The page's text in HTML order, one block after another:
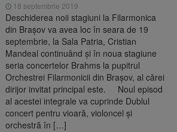
18 septembrie 2019
Deschiderea noii stagiuni la Filarmonica
din Braşov va avea loc în seara de 19
septembrie, la Sala Patria, Cristian
Mandeal continuând şi în noua stagiune
seria concertelor Brahms la pupitrul
Orchestrei Filarmonicii din Brașov, al cărei
dirijor invitat principal este. Noul episod
al acestei integrale va cuprinde Dublul
concert pentru vioară, violoncel şi
orchestră în […]